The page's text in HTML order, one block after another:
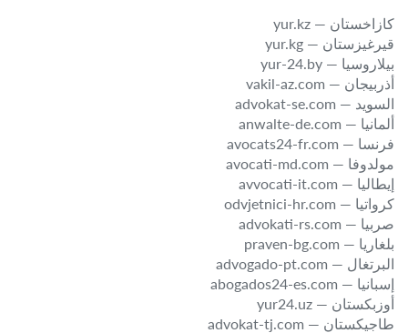
كازاخستان — yur.kz
قيرغيزستان — yur.kg
بيلاروسيا — yur-24.by
أذربيجان — vakil-az.com
السويد — advokat-se.com
ألمانيا — anwalte-de.com
فرنسا — avocats24-fr.com
مولدوفا — avocati-md.com
إيطاليا — avvocati-it.com
كرواتيا — odvjetnici-hr.com
صربيا — advokati-rs.com
بلغاريا — praven-bg.com
البرتغال — advogado-pt.com
إسبانيا — abogados24-es.com
أوزبكستان — yur24.uz
طاجيكستان — advokat-tj.com